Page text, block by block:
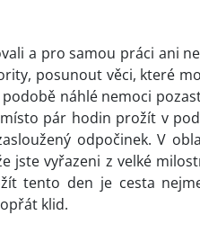
a pro samou práci ani
posunout věci, které
náhlé nemoci
pár hodin prožít v
odpočinek. V
jste vyřazeni z velké
tento den je cesta
klid.